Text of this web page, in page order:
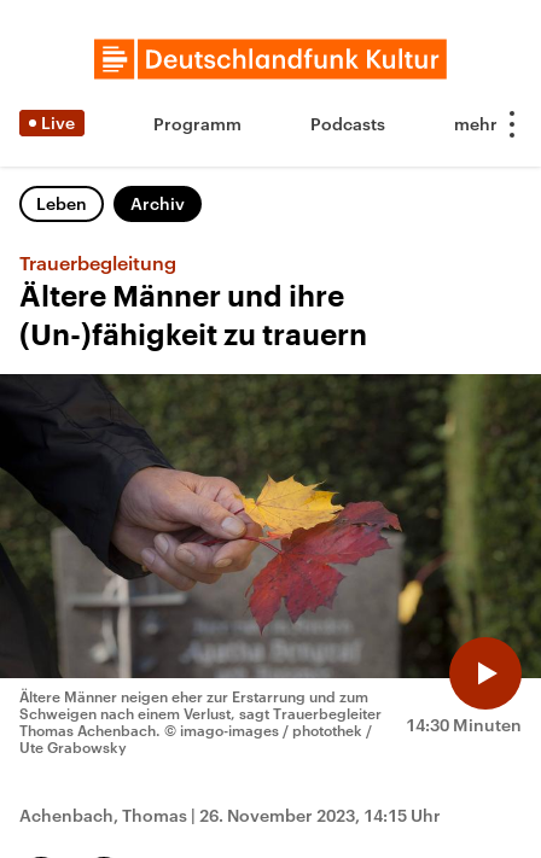
Live Programm Podcasts
Leben Archiv
Trauerbegleitung
Ältere Männer und ihre
(Un-)fähigkeit zu trauern
14:30 Minuten
Ältere Männer neigen eher zur Erstarrung und zum
Schweigen nach einem Verlust, sagt Trauerbegleiter
Thomas Achenbach. © imago-images / photothek /
Ute Grabowsky
Achenbach, Thomas | 26. November 2023, 14:15 Uhr